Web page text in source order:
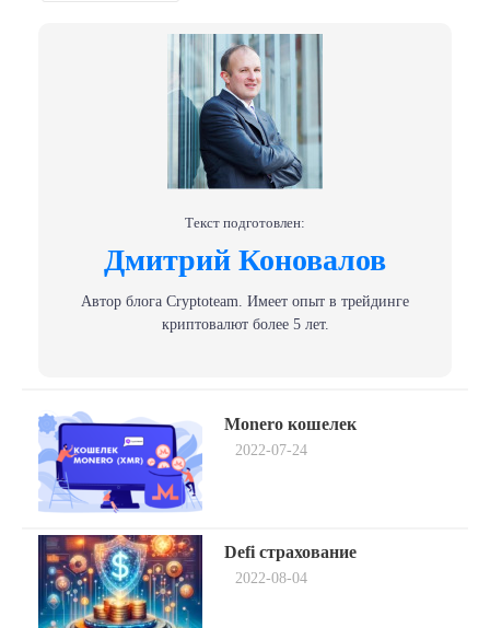
Текст подготовлен:
Дмитрий Коновалов
Автор блога Сryptoteam. Имеет опыт в трейдинге
криптовалют более 5 лет.
Навигация
по
записям
Monero кошелек
2022-07-24
Next
Defi страхование
2022-08-04